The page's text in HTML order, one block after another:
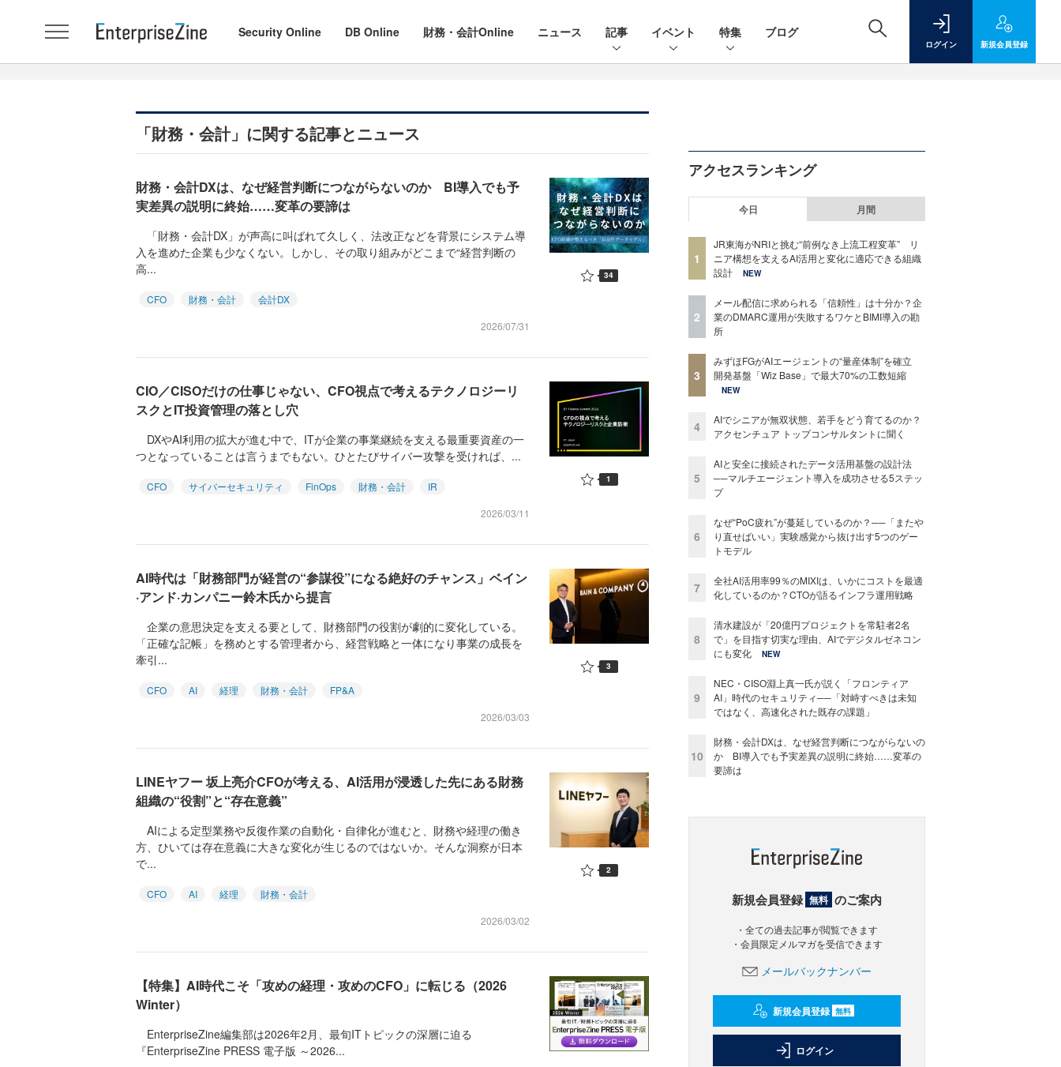
Security Online DB Online 財務・会計Online ニュース 記事 イベント 特集 ブログ
ログイン 新規会員登録
「財務・会計」に関する記事とニュース
財務・会計DXは、なぜ経営判断につながらないのか BI導入でも予
実差異の説明に終始……変革の要諦は
「財務・会計DX」が声高に叫ばれて久しく、法改正などを背景にシステム導
入を進めた企業も少なくない。しかし、その取り組みがどこまで“経営判断の
高...
CFO 財務・会計
会計DX
2026/07/31
34
CIO／CISOだけの仕事じゃない、CFO視点で考えるテクノロジーリ
スクとIT投資管理の落とし穴
DXやAI利用の拡大が進む中で、ITが企業の事業継続を支える最重要資産の一
つとなっていることは言うまでもない。ひとたびサイバー攻撃を受ければ、...
CFO サイバーセキュリティ FinOps 財務・会計
IR
2026/03/11
1
AI時代は「財務部門が経営の“参謀役”になる絶好のチャンス」ベイン
·アンド·カンパニー鈴木氏から提言
企業の意思決定を支える要として、財務部門の役割が劇的に変化している。
「正確な記帳」を務めとする管理者から、経営戦略と一体になり事業の成長を
牽引...
CFO AI 経理 財務・会計
FP&A
2026/03/03
3
LINEヤフー 坂上亮介CFOが考える、AI活用が浸透した先にある財務
組織の“役割”と“存在意義”
AIによる定型業務や反復作業の自動化・自律化が進むと、財務や経理の働き
方、ひいては存在意義に大きな変化が生じるのではないか。そんな洞察が日本
で...
CFO AI 経理
財務・会計
2026/03/02
2
【特集】AI時代こそ「攻めの経理・攻めのCFO」に転じる（2026
Winter）
EnterpriseZine編集部は2026年2月、最旬ITトピックの深層に迫る
『EnterpriseZine PRESS 電子版 ～2026...
アクセスランキング
今日 月間
1
JR東海がNRIと挑む“前例なき上流工程変革” リ
ニア構想を支えるAI活用と変化に適応できる組織
設計
NEW
2
メール配信に求められる「信頼性」は十分か？企
業のDMARC運用が失敗するワケとBIMI導入の勘
所
3
みずほFGがAIエージェントの“量産体制”を確立
開発基盤「Wiz Base」で最大70%の工数短縮
NEW
4
AIでシニアが無双状態、若手をどう育てるのか？
アクセンチュア トップコンサルタントに聞く
5
AIと安全に接続されたデータ活用基盤の設計法
──マルチエージェント導入を成功させる5ステッ
プ
6
なぜ“PoC疲れ”が蔓延しているのか？──「またや
り直せばいい」実験感覚から抜け出す5つのゲー
トモデル
7
全社AI活用率99％のMIXIは、いかにコストを最適
化しているのか？CTOが語るインフラ運用戦略
8
清水建設が「20億円プロジェクトを常駐者2名
で」を目指す切実な理由、AIでデジタルゼネコン
にも変化
NEW
9
NEC・CISO淵上真一氏が説く「フロンティア
AI」時代のセキュリティ──「対峙すべきは未知
ではなく、高速化された既存の課題」
10
財務・会計DXは、なぜ経営判断につながらないの
か BI導入でも予実差異の説明に終始……変革の
要諦は
新規会員登録 無料 のご案内
・全ての過去記事が閲覧できます
・会員限定メルマガを受信できます
メールバックナンバー
新規会員登録 無料
ログイン